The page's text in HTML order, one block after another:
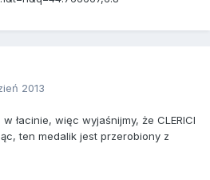
2013
łacinie, więc wyjaśnijmy, że CLERICI
ten medalik jest przerobiony z